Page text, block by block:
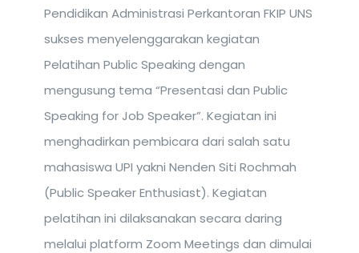
Pendidikan Administrasi Perkantoran FKIP UNS
sukses menyelenggarakan kegiatan
Pelatihan Public Speaking dengan
mengusung tema “Presentasi dan Public
Speaking for Job Speaker”. Kegiatan ini
menghadirkan pembicara dari salah satu
mahasiswa UPI yakni Nenden Siti Rochmah
(Public Speaker Enthusiast). Kegiatan
pelatihan ini dilaksanakan secara daring
melalui platform Zoom Meetings dan dimulai